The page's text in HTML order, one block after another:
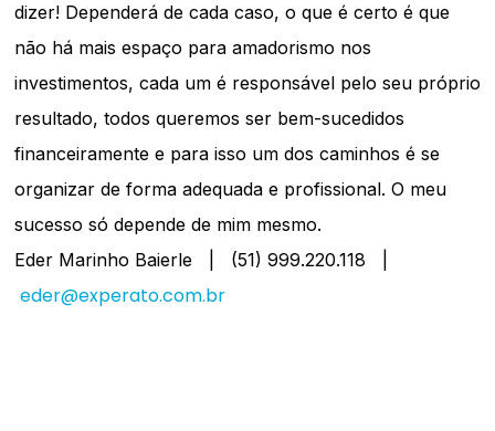
dizer! Dependerá de cada caso, o que é certo é que
não há mais espaço para amadorismo nos
investimentos, cada um é responsável pelo seu próprio
resultado, todos queremos ser bem-sucedidos
financeiramente e para isso um dos caminhos é se
organizar de forma adequada e profissional. O meu
sucesso só depende de mim mesmo.
Eder Marinho Baierle | (51) 999.220.118 |
eder@experato.com.br